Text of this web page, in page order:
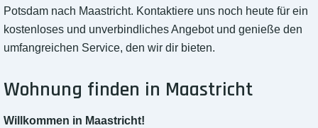
Potsdam nach Maastricht. Kontaktiere uns noch heute für ein
kostenloses und unverbindliches Angebot und genieße den
umfangreichen Service, den wir dir bieten.
Wohnung finden in Maastricht
Willkommen in Maastricht!